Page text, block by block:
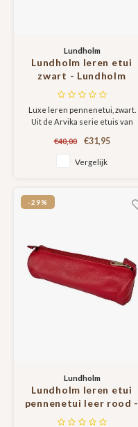
Lundholm
Lundholm leren etui
zwart - Lundholm
Arvika serie etuis
Luxe leren pennenetui, zwart.
Uit de Arvika serie etuis van
€40,00
€31,95
Vergelijk
-29%
Lundholm
Lundholm leren etui
pennenetui leer rood -
pennenzak